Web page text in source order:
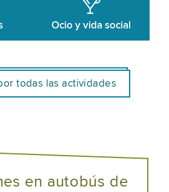
Ocio y vida social
todas las actividades
en autobús de